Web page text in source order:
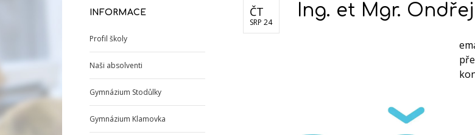
INFORMACE
Profil školy
Naši absolventi
Gymnázium Stodůlky
Gymnázium Klamovka
ČT
SRP 24
Ing. et Mgr.